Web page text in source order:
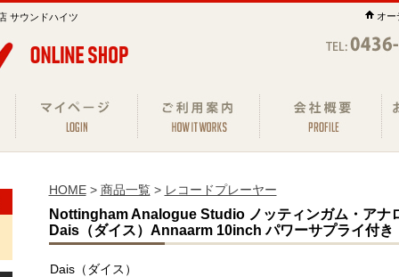
サウンドハイツ オー
HOME> 商品一覧> レコードプレーヤー
Nottingham Analogue Studio ノッティンガム・アナ
Dais（ダイス）Annaarm 10inch パワーサプライ付き
Dais（ダイス）